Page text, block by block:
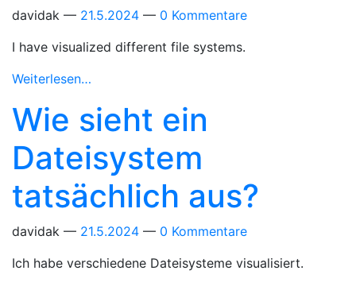
davidak 21.5.2024
0 Kommentare
I have visualized different file systems.
Weiterlesen…
Wie sieht ein
Dateisystem
tatsächlich aus?
davidak 21.5.2024
0 Kommentare
Ich habe verschiedene Dateisysteme visualisiert.